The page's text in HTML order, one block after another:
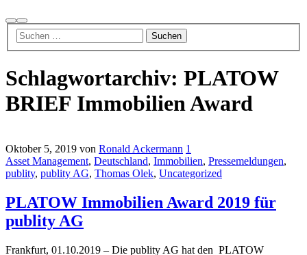
Suchen
Hauptmenü
Schlagwortarchiv: PLATOW
BRIEF Immobilien Award
Oktober 5, 2019 von Ronald Ackermann 1
Asset Management, Deutschland, Immobilien, Pressemeldungen,
publity, publity AG, Thomas Olek, Uncategorized
PLATOW Immobilien Award 2019 für
publity AG
Frankfurt, 01.10.2019 – Die publity AG hat den PLATOW